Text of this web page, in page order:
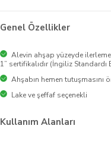
Genel Özellikler
Alevin ahşap yüzeyde
1” sertifikalıdır (İngiliz Standardı
Ahşabın hemen tutuşmasını
Lake ve şeffaf seçenekli
Kullanım Alanları